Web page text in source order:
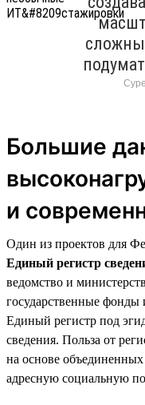
Большие
и
Один из проектов для
Единый регистр
ведомство и
государственные
Единый регистр под
сведения. Польза от
на основе
адресную социальную